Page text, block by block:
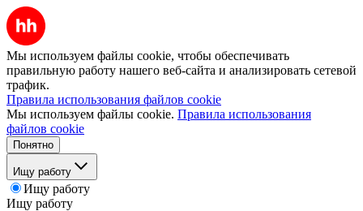
Мы используем файлы cookie, чтобы обеспечивать
правильную работу нашего веб-сайта и анализировать сетевой
трафик.
Правила использования файлов cookie
Мы используем файлы cookie. Правила использования
файлов cookie
Понятно
Ищу работу
Ищу работу
Ищу работу